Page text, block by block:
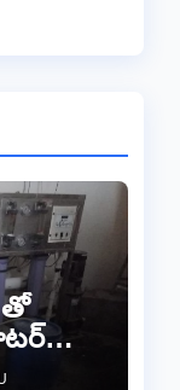
తో